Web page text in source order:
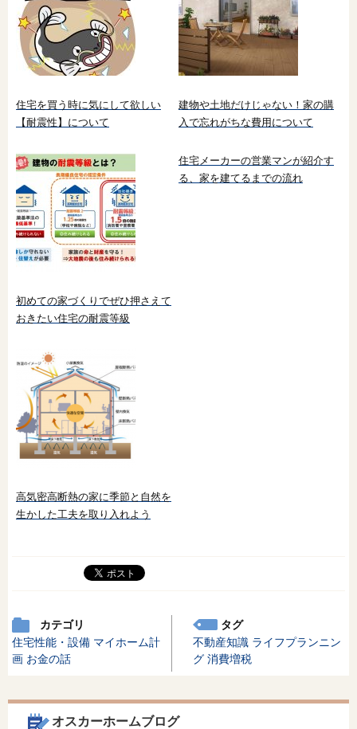
住宅を買う時に気にして欲しい
【耐震性】について
建物や土地だけじゃない！家の購
入で忘れがちな費用について
初めての家づくりでぜひ押さえて
おきたい住宅の耐震等級
住宅メーカーの営業マンが紹介す
る、家を建てるまでの流れ
高気密高断熱の家に季節と自然を
生かした工夫を取り入れよう
カテゴリ
住宅性能・設備 マイホーム計
画 お金の話
タグ
不動産知識 ライフプランニン
グ 消費増税
オスカーホームブログ